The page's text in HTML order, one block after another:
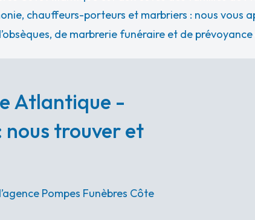
chauffeurs-porteurs et marbriers : nous vous
de marbrerie funéraire et de prévoyance
Atlantique -
trouver et
Pompes Funèbres Côte